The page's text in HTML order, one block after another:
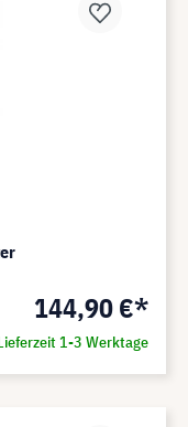
144,90 €*
1-3 Werktage